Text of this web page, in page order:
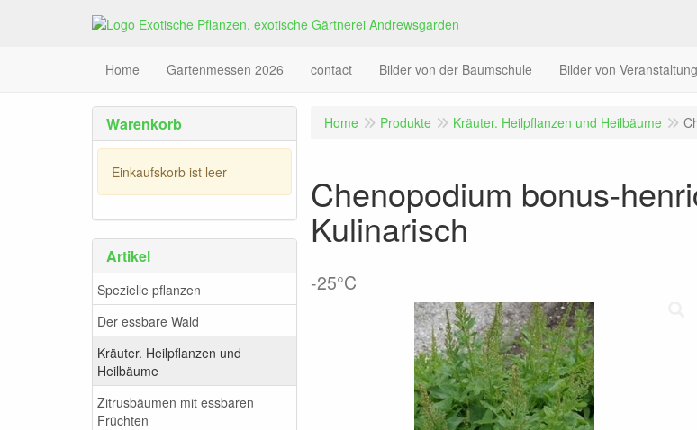
Home Gartenmessen 2026 contact Bilder von der Baumschule Bilder von
Warenkorb
Einkaufskorb ist leer
Artikel
Spezielle pflanzen
Der essbare Wald
Kräuter. Heilpflanzen und
Heilbäume
Zitrusbäumen mit essbaren
Früchten
Home Produkte Kräuter. Heilpflanzen und Heilbäume
Chenopodium bonus-
Kulinarisch
-25°C